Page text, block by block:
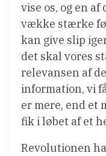
vise os, og en
vække stærke
kan give slip
det skal vores
relevansen af
information, vi
er mere, end et
fik i løbet af et
Revolutionen